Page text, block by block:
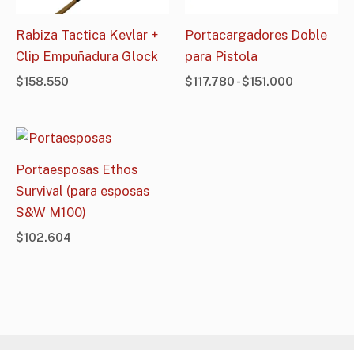
Rabiza Tactica Kevlar +
Clip Empuñadura Glock
$158.550
Portacargadores Doble
para Pistola
$117.780 -$151.000
Portaesposas Ethos
Survival (para esposas
S&W M100)
$102.604